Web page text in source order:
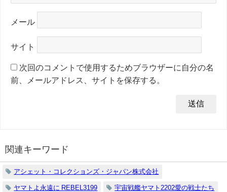
メール
サイト
次回のコメントで使用するためブラウザーに自分の名
前、メールアドレス、サイトを保存する。
関連キーワード
アシェット・コレクションズ・ジャパン株式会社
ヤマトよ永遠に REBEL3199 宇宙戦艦ヤマト2202愛の戦士たち